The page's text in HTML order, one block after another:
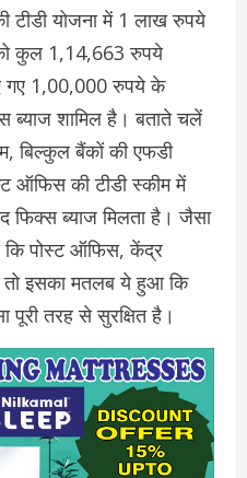
योजना में 1 लाख रुपये
कुल 1,14,663 रुपये
गए 1,00,000 रुपये के
ब्याज शामिल है। बताते चलें
बिल्कुल बैंकों की एफडी
ऑफिस की टीडी स्कीम में
फिक्स ब्याज मिलता है। जैसा
कि पोस्ट ऑफिस, केंद्र
इसका मतलब ये हुआ कि
पूरी तरह से सुरक्षित है।